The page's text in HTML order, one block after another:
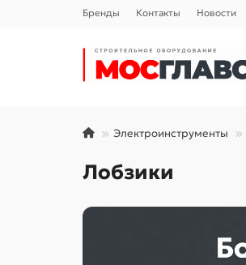
Бренды Контакты Новости
Электроинструменты
Лобзики